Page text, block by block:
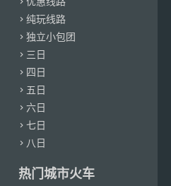

纯玩线路
独立小包团
 三日
 四日
 五日
六日
七日
 八日
热门城市火车